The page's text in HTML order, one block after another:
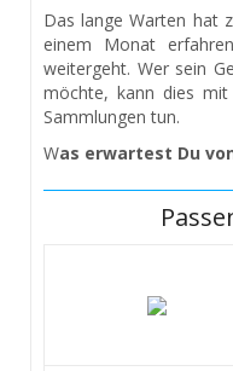
Das lange Warten hat
einem Monat
weitergeht. Wer sein
möchte, kann dies mit
Sammlungen tun.
Was erwartest Du